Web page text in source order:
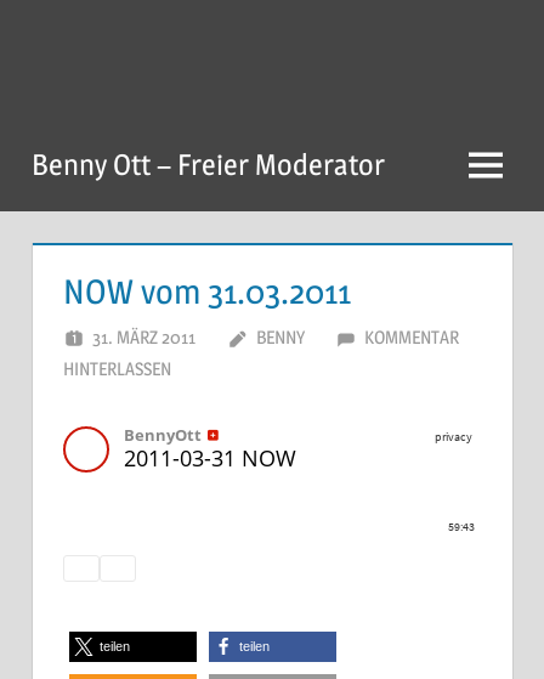
Benny Ott – Freier Moderator Menu
NOW vom 31.03.2011
31. MÄRZ 2011 BENNY
KOMMENTAR
HINTERLASSEN
teilen teilen